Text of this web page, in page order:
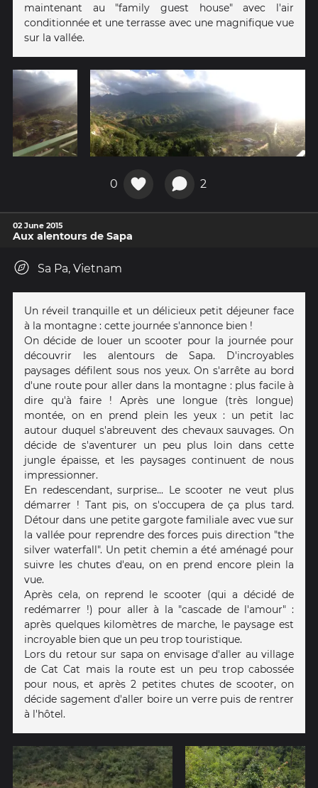
maintenant au "family guest house" avec l'air
conditionnée et une terrasse avec une magnifique vue
sur la vallée.
0 2
02 June 2015
Aux alentours de Sapa
Sa Pa, Vietnam
Un réveil tranquille et un délicieux petit déjeuner face
à la montagne : cette journée s'annonce bien !
On décide de louer un scooter pour la journée pour
découvrir les alentours de Sapa. D'incroyables
paysages défilent sous nos yeux. On s'arrête au bord
d'une route pour aller dans la montagne : plus facile à
dire qu'à faire ! Après une longue (très longue)
montée, on en prend plein les yeux : un petit lac
autour duquel s'abreuvent des chevaux sauvages. On
décide de s'aventurer un peu plus loin dans cette
jungle épaisse, et les paysages continuent de nous
impressionner.
En redescendant, surprise... Le scooter ne veut plus
démarrer ! Tant pis, on s'occupera de ça plus tard.
Détour dans une petite gargote familiale avec vue sur
la vallée pour reprendre des forces puis direction "the
silver waterfall". Un petit chemin a été aménagé pour
suivre les chutes d'eau, on en prend encore plein la
vue.
Après cela, on reprend le scooter (qui a décidé de
redémarrer !) pour aller à la "cascade de l'amour" :
après quelques kilomètres de marche, le paysage est
incroyable bien que un peu trop touristique.
Lors du retour sur sapa on envisage d'aller au village
de Cat Cat mais la route est un peu trop cabossée
pour nous, et après 2 petites chutes de scooter, on
décide sagement d'aller boire un verre puis de rentrer
à l'hôtel.